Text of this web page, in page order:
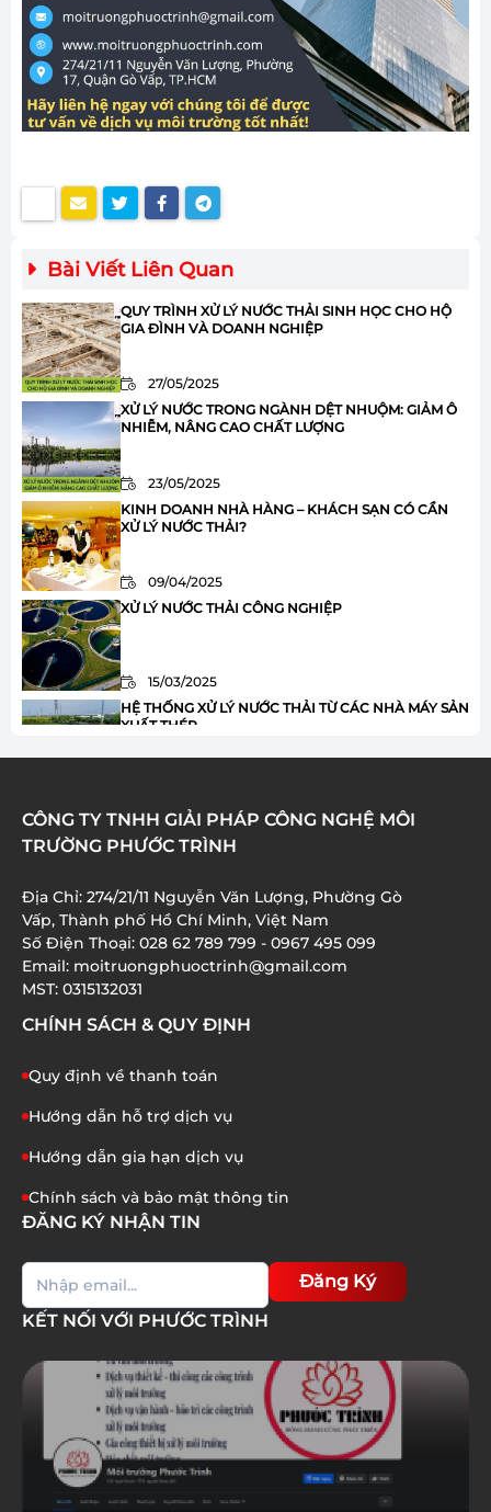
Bài Viết Liên Quan
QUY TRÌNH XỬ LÝ NƯỚC THẢI SINH HỌC CHO HỘ
GIA ĐÌNH VÀ DOANH NGHIỆP
27/05/2025
XỬ LÝ NƯỚC TRONG NGÀNH DỆT NHUỘM: GIẢM Ô
NHIỄM, NÂNG CAO CHẤT LƯỢNG
23/05/2025
KINH DOANH NHÀ HÀNG – KHÁCH SẠN CÓ CẦN
XỬ LÝ NƯỚC THẢI?
09/04/2025
XỬ LÝ NƯỚC THẢI CÔNG NGHIỆP
15/03/2025
HỆ THỐNG XỬ LÝ NƯỚC THẢI TỪ CÁC NHÀ MÁY SẢN
XUẤT THÉP
HỆ THỐNG XỬ LÝ NƯỚC THẢI SẢN XUẤT KEM
XỬ LÝ NƯỚC THẢI TRƯỜNG HỌC KÝ TÚC XÁ
20/01/2025
CÔNG TY TNHH GIẢI PHÁP CÔNG NGHỆ MÔI
TRƯỜNG PHƯỚC TRÌNH
Địa Chỉ: 274/21/11 Nguyễn Văn Lượng, Phường Gò
Vấp, Thành phố Hồ Chí Minh, Việt Nam
Số Điện Thoại: 028 62 789 799 - 0967 495 099
Email: moitruongphuoctrinh@gmail.com
MST: 0315132031
CHÍNH SÁCH & QUY ĐỊNH
Quy định về thanh toán
Hướng dẫn hỗ trợ dịch vụ
Hướng dẫn gia hạn dịch vụ
Chính sách và bảo mật thông tin
ĐĂNG KÝ NHẬN TIN
Đăng Ký
KẾT NỐI VỚI PHƯỚC TRÌNH